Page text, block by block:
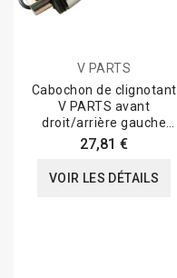
V PARTS
Cabochon de clignotant
V PARTS avant
droit/arrière gauche
type origine Suzuki...
27,81 €
VOIR LES DÉTAILS